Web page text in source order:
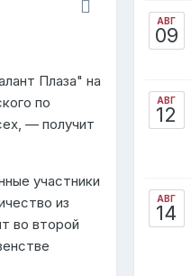
Плаза" на
по
— получит
участники
из
во второй
АВГ
09
АВГ
12
АВГ
14